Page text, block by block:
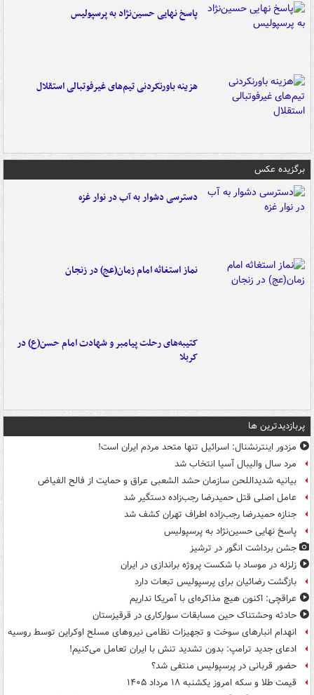
پاسخ نهایی حسین‌نژاد به پرسپولیس
هزینه باورنکردنی تیم‌های غیرفوتبالی استقلال
برگزیده عکس
دسترسی دشوار به آب در نوار غزه
نماز استغاثه امام زمان(عج) در زنجان
کتیبه‌های رحلت پیامبر و شهادت امام حسن(ع) در
کربلا
پربازدیدترین ها
مزدور اینترنشنال: اسرائیل تنها متحد مردم ایران است!
مرد سال والیبال آسیا انتخاب شد
بیانیه شدیداللحن سازمان حشد الشعبی عراق و حمایت از فالح الفیاض
عامل اصلی قتل حمیدرضا رجب‌زاده دستگیر شد
جنازه حمیدرضا رجب‌زاده اطراف تهران کشف شد
پاسخ نهایی حسین‌نژاد به پرسپولیس
جشن برداشت انگور در ترشیز
زلزله در موساد با شکست پروژه براندازی در ایران
بازگشت رضائیان برای پرسپولیس تبعات دارد
عراقچی: اکنون هیچ مذاکره‌ای با آمریکا نداریم
حادثه وحشتناک حین مسابقات سوارکاری در قرقیزستان
انهدام انبارهای سوخت و تجهیزات نظامی نیروهای مسلح اوکراین توسط روسیه
ادعای جدید ترامپ: بدون تشدید تنش با ایران تعامل می‌کنیم!
حضور قربانی در پرسپولیس منتفی شد؟
قیمت طلا و سکه امروز یکشنبه ۱۸ مرداد ۱۴۰۵